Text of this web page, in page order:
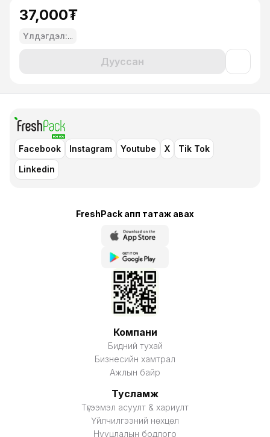
37,000₮
Үлдэгдэл:...
Дууссан
Facebook Instagram Youtube X
Tik Tok
Linkedin
FreshPack апп татаж авaх
Компани
Бидний тухай
Бизнесийн хамтрал
Ажлын байр
Тусламж
Түгээмэл асуулт & хариулт
Үйлчилгээний нөхцөл
Нууцлалын бодлого